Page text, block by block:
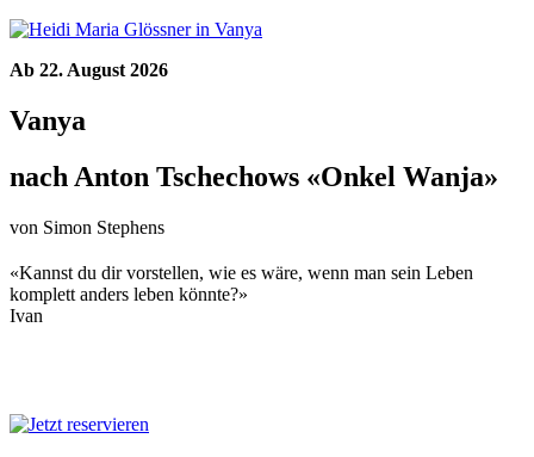
Ab 22. August 2026
Vanya
nach Anton Tschechows «Onkel Wanja»
von Simon Stephens
«Kannst du dir vorstellen, wie es wäre, wenn man sein Leben
komplett anders leben könnte?»
Ivan